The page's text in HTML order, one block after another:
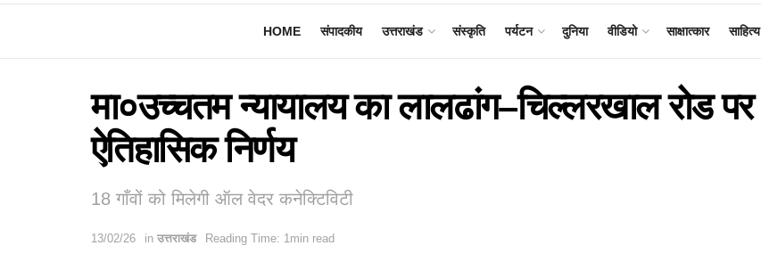
HOME संपादकीय उत्तराखंड संस्कृति पर्यटन दुनिया वीडियो साक्षात्कार साहित्य
मा०उच्चतम न्यायालय का लालढांग–चिल्लरखाल रोड पर
ऐतिहासिक निर्णय
18 गाँवों को मिलेगी ऑल वेदर कनेक्टिविटी
13/02/26 in उत्तराखंड Reading Time: 1min read